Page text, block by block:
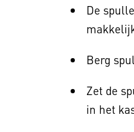
De
Berg
Zet de
in het